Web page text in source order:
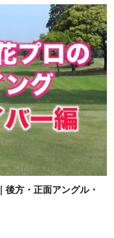
後方・正面アングル・